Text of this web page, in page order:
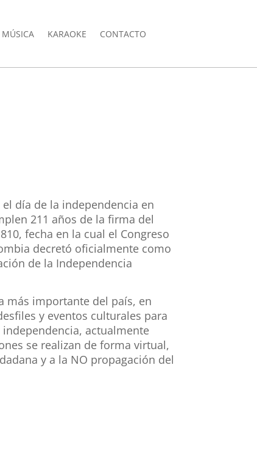
MÚSICA KARAOKE CONTACTO
día de la independencia en
211 años de la firma del
fecha en la cual el Congreso
decretó oficialmente como
de la Independencia
más importante del país, en
y eventos culturales para
actualmente
se realizan de forma virtual,
y a la NO propagación del